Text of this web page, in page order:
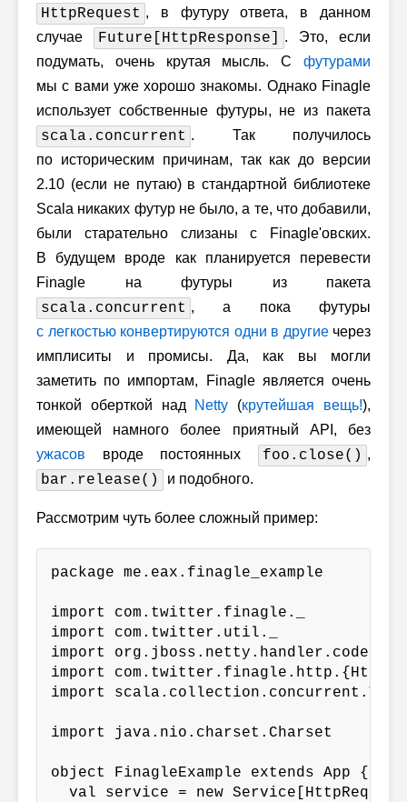
HttpRequest , в футуру ответа, в данном
случае
Future[HttpResponse]
. Это, если
подумать, очень крутая мысль. С футурами
мы с вами уже хорошо знакомы. Однако Finagle
использует собственные футуры, не из пакета
scala.concurrent . Так получилось
по историческим причинам, так как до версии
2.10 (если не путаю) в стандартной библиотеке
Scala никаких футур не было, а те, что добавили,
были старательно слизаны с Finagle'овских.
В будущем вроде как планируется перевести
Finagle на футуры из пакета
scala.concurrent , а пока футуры
с легкостью конвертируются одни в другиечерез
имплиситы и промисы. Да, как вы могли
заметить по импортам, Finagle является очень
тонкой оберткой над Netty (крутейшая вещь!),
имеющей намного более приятный API, без
ужасов вроде постоянных foo.close() ,
bar.release() и подобного.
Рассмотрим чуть более сложный пример:
package me.eax.finagle_example
import com.twitter.finagle._
import com.twitter.util._
import
import com.twitter.finagle.http.{Http
import
import java.nio.charset.Charset
object FinagleExample extends App {
val service = new